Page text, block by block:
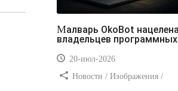
Малварь OkoBot нацелена на
владельцев программных
20-июл-2026
Новости / Изображения /